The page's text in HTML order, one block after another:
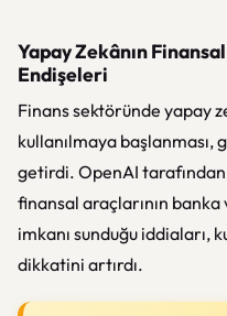
Yapay Zekânın
Endişeleri
Finans sektöründe yapay
kullanılmaya başlanması,
getirdi. OpenAI
finansal araçlarının banka
imkanı sunduğu iddiaları,
dikkatini artırdı.